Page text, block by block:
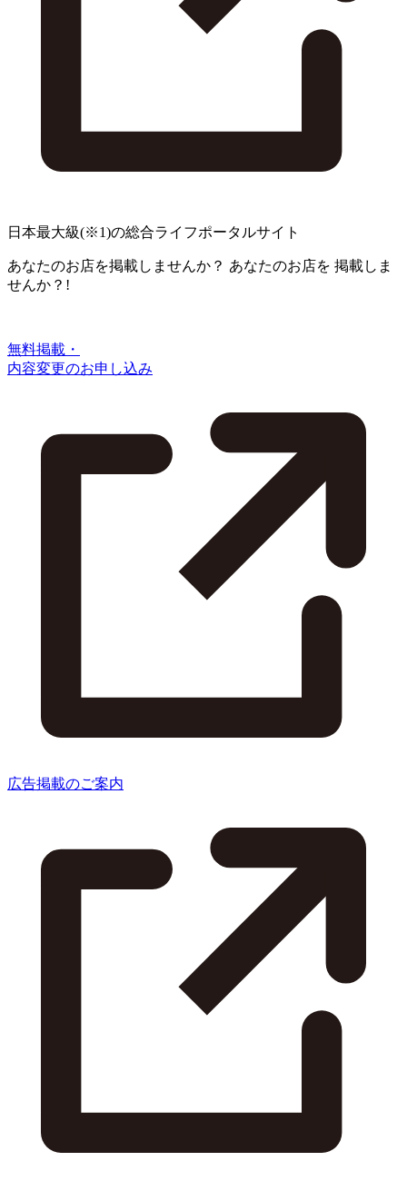
日本最大級(※1)の総合ライフポータルサイト
あなたのお店を掲載しませんか？ あなたのお店を 掲載しま
せんか？!
無料掲載・
内容変更のお申し込み
広告掲載のご案内